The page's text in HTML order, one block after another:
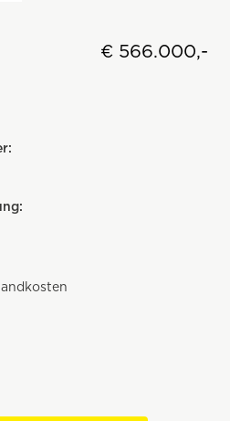
€ 566.000,-